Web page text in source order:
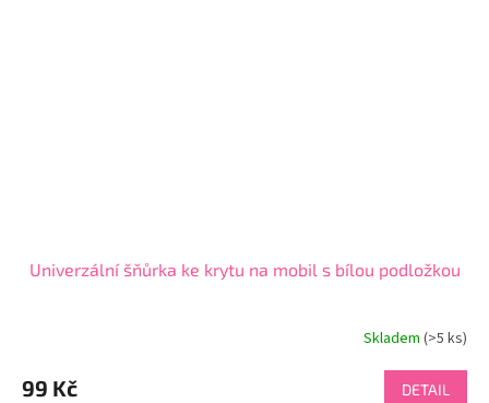
Univerzální šňůrka ke krytu na mobil s bílou podložkou
Skladem (>5 ks)
99 Kč DETAIL